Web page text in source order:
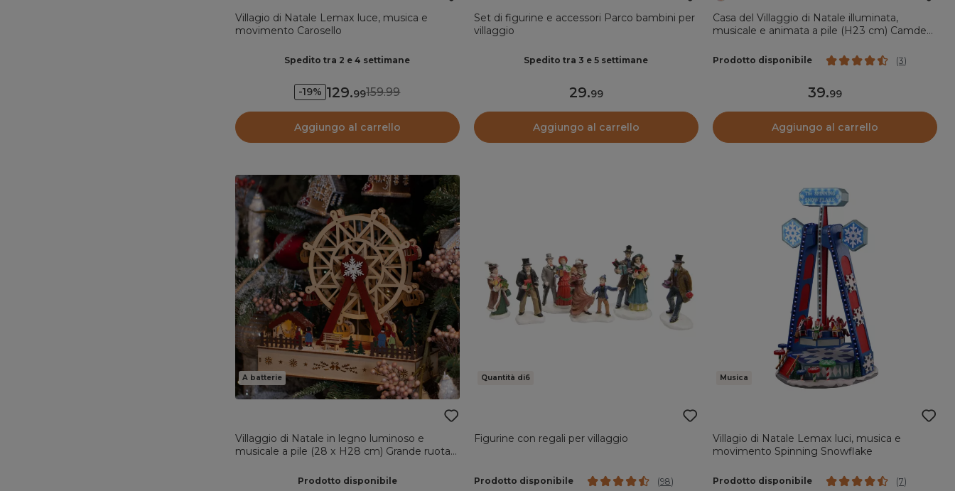
Villagio di Natale Lemax luce, musica e
movimento Carosello
Spedito tra 2 e 4 settimane
-19% 129.99159.99
Aggiungo al carrello
Set di figurine e accessori Parco bambini per
villaggio
Spedito tra 3 e 5 settimane
29.99
Aggiungo al carrello
Casa del Villaggio di Natale illuminata,
musicale e animata a pile (H23 cm) Camden
Prodotto disponibile (3)
39.99
Aggiungo al carrello
A batterie
Villaggio di Natale in legno luminoso e
musicale a pile (28 x H28 cm) Grande ruota
Prodotto disponibile
Quantità di6
Figurine con regali per villaggio
Prodotto disponibile (98)
Musica
Villagio di Natale Lemax luci, musica e
movimento Spinning Snowflake
Prodotto disponibile (7)